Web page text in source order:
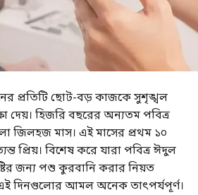
প্রতিটি ছোট-বড় কাজকে সুশৃঙ্খল
দেয়। হিজরি বছরের অন্যতম পবিত্র
জিলহজ মাস। এই মাসের প্রথম ১০
প্রিয়। বিশেষ করে যারা পবিত্র ঈদুল
জন্য পশু কুরবানি করার নিয়ত
দিনগুলোর আমল অনেক তাৎপর্যপূর্ণ।